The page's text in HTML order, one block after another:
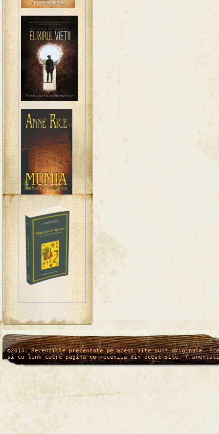
/* */
©2014: Recenziile prezentate pe acest site sunt originale.
si cu link catre pagina cu recenzia din acest site. (